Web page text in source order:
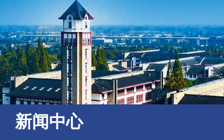
新闻中心